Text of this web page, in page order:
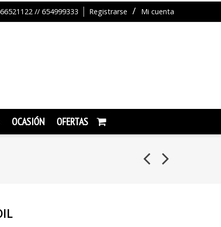
Registrarse Mi cuenta
// 654999333
OCASIÓN OFERTAS